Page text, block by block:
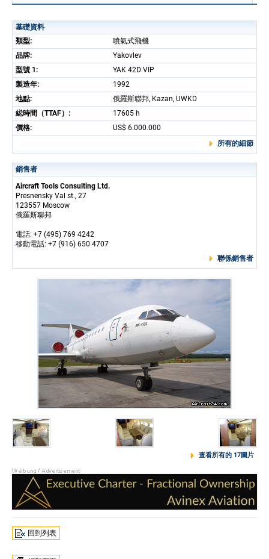
基礎資料
類型:
噴氣式飛機
品牌:
Yakovlev
型號 1:
YAK 42D VIP
製造年:
1992
地點:
俄羅斯聯邦, Kazan, UWKD
縂時間（TTAF）:
17605 h
價格:
US$ 6.000.000
所有的細節
銷售者
Aircraft Tools Consulting Ltd.
Presnensky Val st., 27
123557 Moscow
俄羅斯聯邦
電話: +7 (495) 769 4242
移動電話: +7 (916) 650 4707
聯係銷售者
查看所有的 17圖片
回到列表